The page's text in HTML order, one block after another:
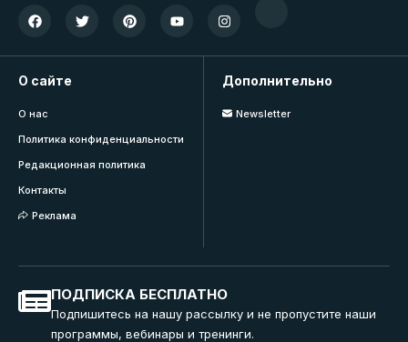
О сайте
О нас
Политика конфиденциальности
Редакционная политика
Контакты
Реклама
Дополнительно
Newsletter
ПОДПИСКА БЕСПЛАТНО
Подпишитесь на нашу рассылку и не пропустите наши
программы, вебинары и тренинги.